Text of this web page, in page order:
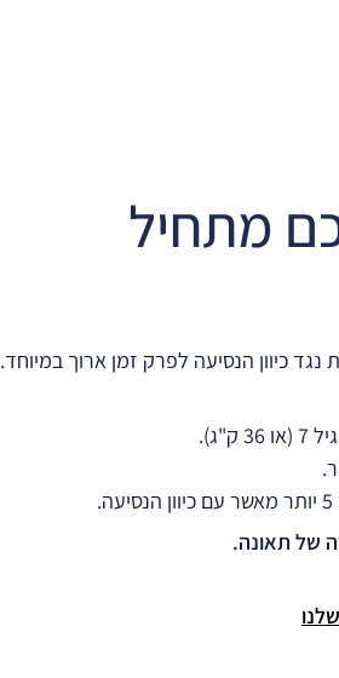
מתחיל
כיוון הנסיעה לפרק זמן ארוך במיוחד.
של תאונה.